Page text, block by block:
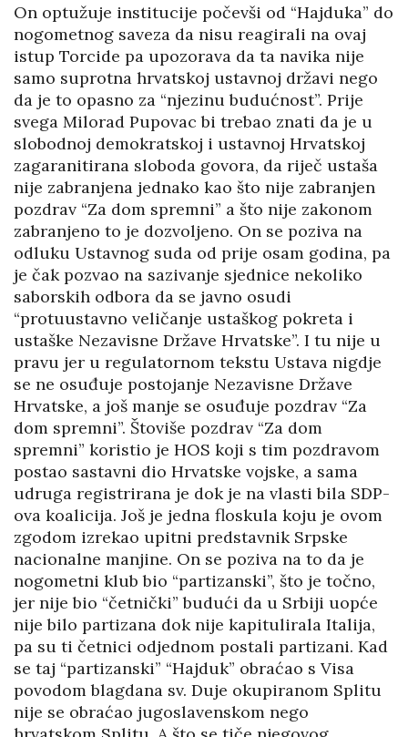
On optužuje institucije počevši od “Hajduka” do
nogometnog saveza da nisu reagirali na ovaj
istup Torcide pa upozorava da ta navika nije
samo suprotna hrvatskoj ustavnoj državi nego
da je to opasno za “njezinu budućnost”. Prije
svega Milorad Pupovac bi trebao znati da je u
slobodnoj demokratskoj i ustavnoj Hrvatskoj
zagaranitirana sloboda govora, da riječ ustaša
nije zabranjena jednako kao što nije zabranjen
pozdrav “Za dom spremni” a što nije zakonom
zabranjeno to je dozvoljeno. On se poziva na
odluku Ustavnog suda od prije osam godina, pa
je čak pozvao na sazivanje sjednice nekoliko
saborskih odbora da se javno osudi
“protuustavno veličanje ustaškog pokreta i
ustaške Nezavisne Države Hrvatske”. I tu nije u
pravu jer u regulatornom tekstu Ustava nigdje
se ne osuđuje postojanje Nezavisne Države
Hrvatske, a još manje se osuđuje pozdrav “Za
dom spremni”. Štoviše pozdrav “Za dom
spremni” koristio je HOS koji s tim pozdravom
postao sastavni dio Hrvatske vojske, a sama
udruga registrirana je dok je na vlasti bila SDP-
ova koalicija. Još je jedna floskula koju je ovom
zgodom izrekao upitni predstavnik Srpske
nacionalne manjine. On se poziva na to da je
nogometni klub bio “partizanski”, što je točno,
jer nije bio “četnički” budući da u Srbiji uopće
nije bilo partizana dok nije kapitulirala Italija,
pa su ti četnici odjednom postali partizani. Kad
se taj “partizanski” “Hajduk” obraćao s Visa
povodom blagdana sv. Duje okupiranom Splitu
nije se obraćao jugoslavenskom nego